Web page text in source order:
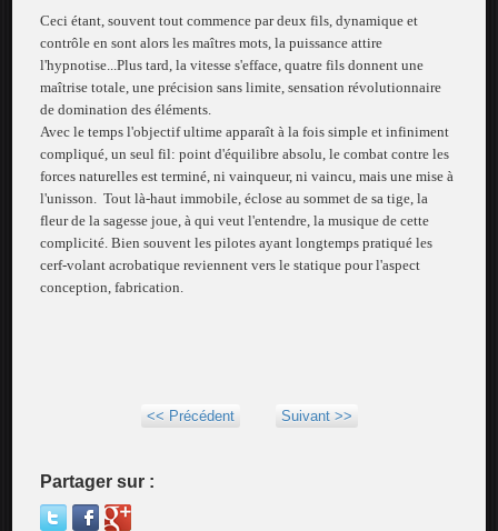
Ceci étant, souvent tout commence par deux fils, dynamique et
contrôle en sont alors les maîtres mots, la puissance attire
l'hypnotise...Plus tard, la vitesse s'efface, quatre fils donnent une
maîtrise totale, une précision sans limite, sensation révolutionnaire
de domination des éléments.
Avec le temps l'objectif ultime apparaît à la fois simple et infiniment
compliqué, un seul fil: point d'équilibre absolu, le combat contre les
forces naturelles est terminé, ni vainqueur, ni vaincu, mais une mise à
l'unisson.Tout là-haut immobile, éclose au sommet de sa tige, la
fleur de la sagesse joue, à qui veut l'entendre, la musique de cette
complicité. Bien souvent les pilotes ayant longtemps pratiqué les
cerf-volant acrobatique reviennent vers le statique pour l'aspect
conception, fabrication.
<< Précédent Suivant >>
Partager sur :